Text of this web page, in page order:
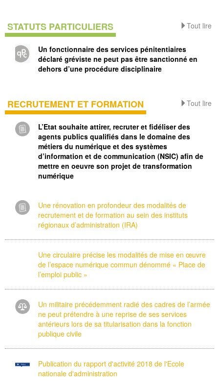
Tout lire
STATUTS PARTICULIERS
Un fonctionnaire des services pénitentiaires
déclaré gréviste ne peut pas être sanctionné en
dehors d’une procédure disciplinaire
Tout lire
RECRUTEMENT ET FORMATION
L’Etat souhaite attirer, recruter et fidéliser des
agents publics qualifiés dans le domaine des
métiers du numérique et des systèmes
d’information et de communication (NSIC) afin de
mettre en oeuvre son projet de transformation
numérique
Une rénovation en profondeur des modalités de
recrutement et de formation au sein des instituts
régionaux d’administration (IRA)
Une circulaire précise les modalités de mise en œuvre
de l’espace numérique commun dénommé « Place de
l’emploi public »
Un militaire précédemment radié des cadres de l’armée
ne peut prétendre à une reprise de ses services
antérieurs lors de sa titularisation dans la fonction
publique civile
Publication du rapport d'activité 2018 de l'Ecole
nationale d'administration